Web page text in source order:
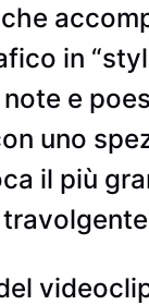
in
e
uno
il più